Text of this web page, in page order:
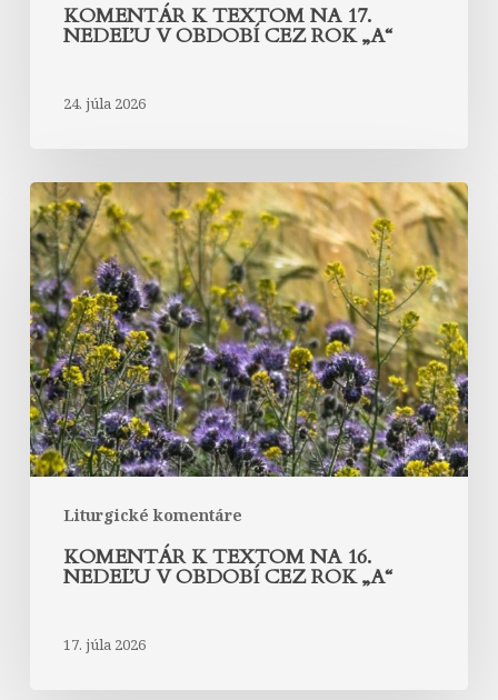
KOMENTÁR K TEXTOM NA 17.
NEDEĽU V OBDOBÍ CEZ ROK „A“
24. júla 2026
Liturgické komentáre
Komentár
k
textom
na
16.
nedeľu
v
období
cez
rok
„A“
KOMENTÁR K TEXTOM NA 16.
NEDEĽU V OBDOBÍ CEZ ROK „A“
17. júla 2026